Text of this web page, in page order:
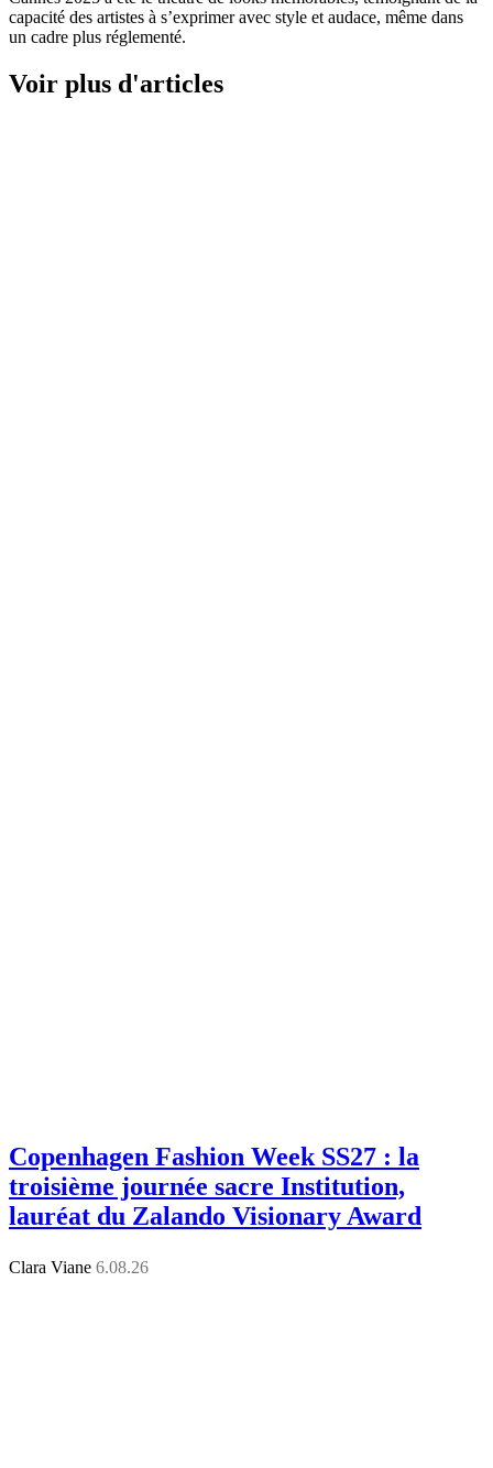
capacité des artistes à s’exprimer avec style et audace, même dans
un cadre plus réglementé.
Voir plus d'articles
Copenhagen Fashion Week SS27 : la
troisième journée sacre Institution,
lauréat du Zalando Visionary Award
Clara Viane 6.08.26